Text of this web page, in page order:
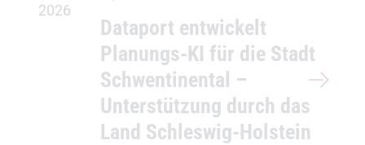
Dataport entwickelt
Planungs-KI für die Stadt
Schwentinental –
Unterstützung durch das
Land Schleswig-Holstein
2026